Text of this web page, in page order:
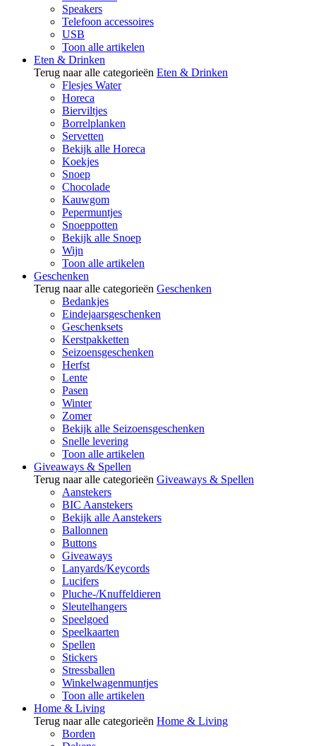
Speakers
Telefoon accessoires
USB
Toon alle artikelen
Eten & Drinken
Terug naar alle categorieën Eten & Drinken
Flesjes Water
Horeca
Bierviltjes
Borrelplanken
Servetten
Bekijk alle Horeca
Koekjes
Snoep
Chocolade
Kauwgom
Pepermuntjes
Snoeppotten
Bekijk alle Snoep
Wijn
Toon alle artikelen
Geschenken
Terug naar alle categorieën Geschenken
Bedankjes
Eindejaarsgeschenken
Geschenksets
Kerstpakketten
Seizoensgeschenken
Herfst
Lente
Pasen
Winter
Zomer
Bekijk alle Seizoensgeschenken
Snelle levering
Toon alle artikelen
Giveaways & Spellen
Terug naar alle categorieën Giveaways & Spellen
Aanstekers
BIC Aanstekers
Bekijk alle Aanstekers
Ballonnen
Buttons
Giveaways
Lanyards/Keycords
Lucifers
Pluche-/Knuffeldieren
Sleutelhangers
Speelgoed
Speelkaarten
Spellen
Stickers
Stressballen
Winkelwagenmuntjes
Toon alle artikelen
Home & Living
Terug naar alle categorieën Home & Living
Borden